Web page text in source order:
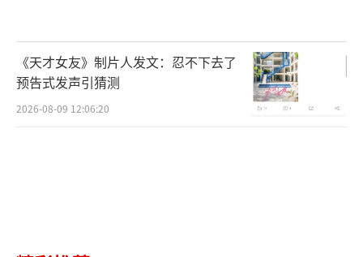
《天才女友》制片人发文：忍不下去了
预告式发声引猜测
2026-08-09 12:06:20